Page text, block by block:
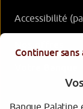
Accessibilité
Continuer
Banque Palatine